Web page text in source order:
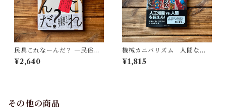
民具これなーんだ？ ―民俗学
者・宮本常一が美術大学に遺
した民具コレクション | 加藤幸
¥2,640
機械カニバリズム 人間なき
あとの人類学へ｜久保 明教
¥1,815
その他の商品